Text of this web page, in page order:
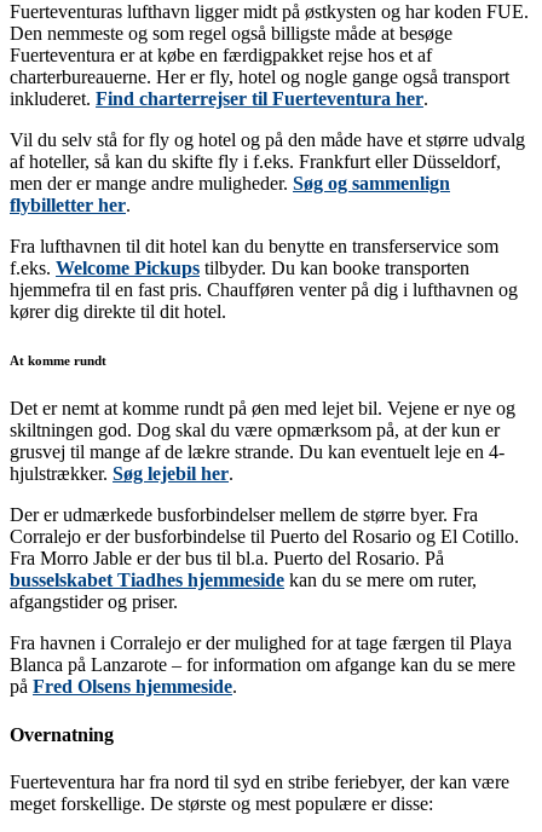
Fuerteventuras lufthavn ligger midt på østkysten og har koden FUE.
Den nemmeste og som regel også billigste måde at besøge
Fuerteventura er at købe en færdigpakket rejse hos et af
charterbureauerne. Her er fly, hotel og nogle gange også transport
inkluderet. Find charterrejser til Fuerteventura her.
Vil du selv stå for fly og hotel og på den måde have et større udvalg
af hoteller, så kan du skifte fly i f.eks. Frankfurt eller Düsseldorf,
men der er mange andre muligheder. Søg og sammenlign
flybilletter her.
Fra lufthavnen til dit hotel kan du benytte en transferservice som
f.eks. Welcome Pickups tilbyder. Du kan booke transporten
hjemmefra til en fast pris. Chaufføren venter på dig i lufthavnen og
kører dig direkte til dit hotel.
At komme rundt
Det er nemt at komme rundt på øen med lejet bil. Vejene er nye og
skiltningen god. Dog skal du være opmærksom på, at der kun er
grusvej til mange af de lækre strande. Du kan eventuelt leje en 4-
hjulstrækker. Søg lejebil her.
Der er udmærkede busforbindelser mellem de større byer. Fra
Corralejo er der busforbindelse til Puerto del Rosario og El Cotillo.
Fra Morro Jable er der bus til bl.a. Puerto del Rosario. På
busselskabet Tiadhes hjemmeside kan du se mere om ruter,
afgangstider og priser.
Fra havnen i Corralejo er der mulighed for at tage færgen til Playa
Blanca på Lanzarote – for information om afgange kan du se mere
på Fred Olsens hjemmeside.
Overnatning
Fuerteventura har fra nord til syd en stribe feriebyer, der kan være
meget forskellige. De største og mest populære er disse: